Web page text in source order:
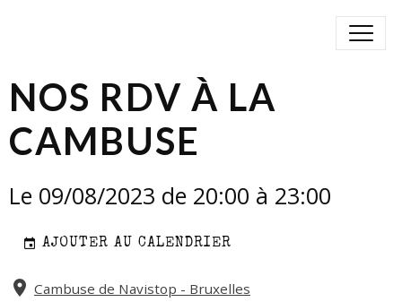
NOS RDV À LA
CAMBUSE
Le 09/08/2023 de 20:00 à 23:00
AJOUTER AU CALENDRIER
Cambuse de Navistop - Bruxelles